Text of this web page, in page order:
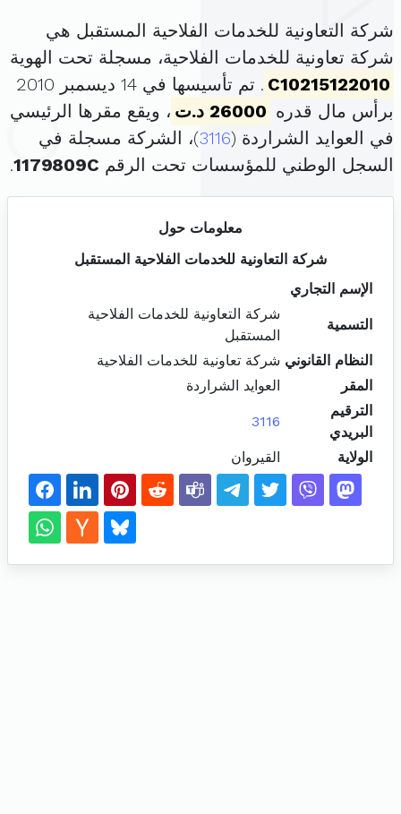
شركة التعاونية للخدمات الفلاحية المستقبل هي
شركة تعاونية للخدمات الفلاحية، مسجلة تحت الهوية
C10215122010
. تم تأسيسها في 14 ديسمبر 2010
برأس مال قدره 26000 د.ت
، ويقع مقرها الرئيسي
في العوايد الشراردة (3116)، الشركة مسجلة في
السجل الوطني للمؤسسات تحت الرقم 1179809C
.
معلومات حول
شركة التعاونية للخدمات الفلاحية المستقبل
الإسم التجاري
التسمية
شركة التعاونية للخدمات الفلاحية
المستقبل
النظام القانوني شركة تعاونية للخدمات الفلاحية
المقر
العوايد الشراردة
الترقيم
البريدي
3116
الولاية القيروان